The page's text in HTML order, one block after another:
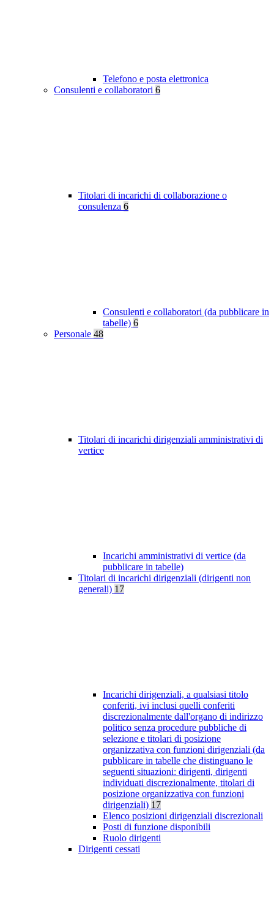
Telefono e posta elettronica
Consulenti e collaboratori 6
Titolari di incarichi di collaborazione o
consulenza 6
Consulenti e collaboratori (da pubblicare in
tabelle) 6
Personale 48
Titolari di incarichi dirigenziali amministrativi di
vertice
Incarichi amministrativi di vertice (da
pubblicare in tabelle)
Titolari di incarichi dirigenziali (dirigenti non
generali) 17
Incarichi dirigenziali, a qualsiasi titolo
conferiti, ivi inclusi quelli conferiti
discrezionalmente dall'organo di indirizzo
politico senza procedure pubbliche di
selezione e titolari di posizione
organizzativa con funzioni dirigenziali (da
pubblicare in tabelle che distinguano le
seguenti situazioni: dirigenti, dirigenti
individuati discrezionalmente, titolari di
posizione organizzativa con funzioni
dirigenziali) 17
Elenco posizioni dirigenziali discrezionali
Posti di funzione disponibili
Ruolo dirigenti
Dirigenti cessati